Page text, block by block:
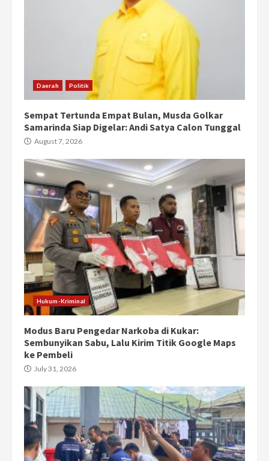
Daerah Politik
Sempat Tertunda Empat Bulan, Musda Golkar
Samarinda Siap Digelar: Andi Satya Calon Tunggal
August 7, 2026
Hukum-Kriminal
Modus Baru Pengedar Narkoba di Kukar:
Sembunyikan Sabu, Lalu Kirim Titik Google Maps
ke Pembeli
July 31, 2026